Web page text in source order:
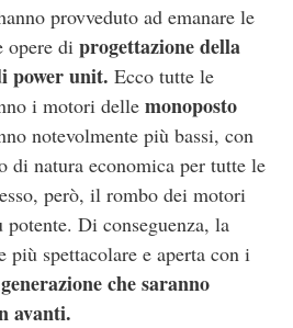
provveduto ad emanare le
opere di progettazione della
power unit. Ecco tutte le
i motori delle monoposto
notevolmente più bassi, con
di natura economica per tutte le
però, il rombo dei motori
potente. Di conseguenza, la
più spettacolare e aperta con i
che saranno
avanti.